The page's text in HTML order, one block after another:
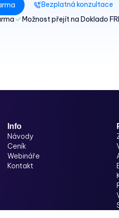
Bezplatná konzultace
Možnost přejít na Doklado
Info
Návody
Ceník
Webináře
Kontakt